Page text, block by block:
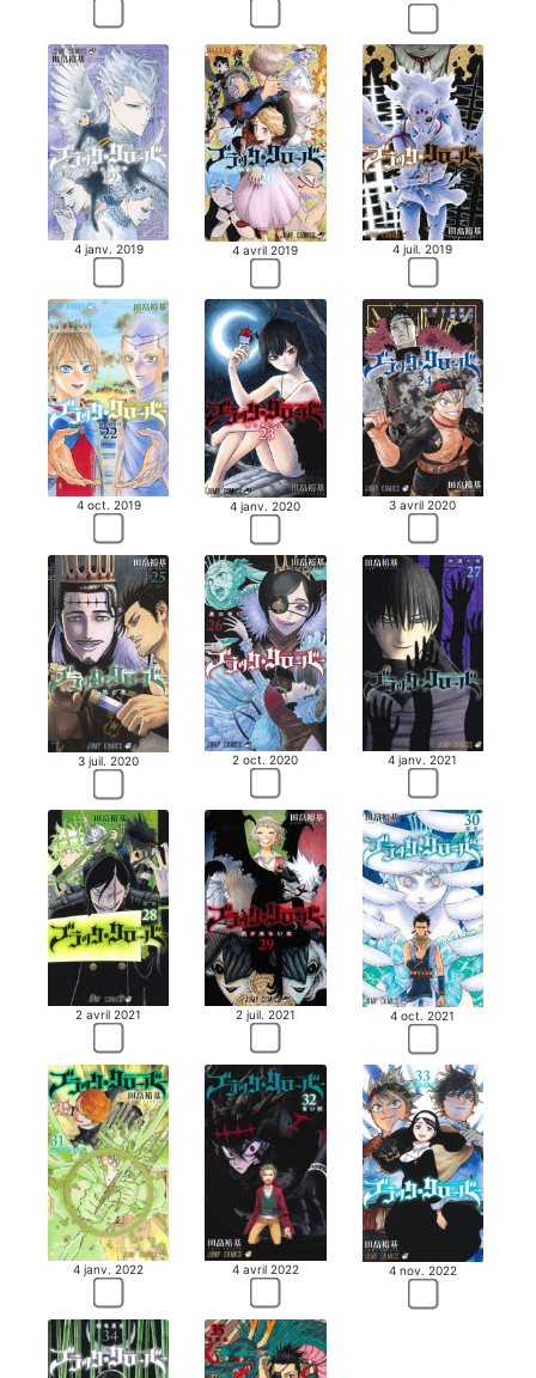
4 janv. 2019 4 avril 2019 4 juil. 2019
4 oct. 2019 4 janv. 2020 3 avril 2020
3 juil. 2020 2 oct. 2020 4 janv. 2021
2 avril 2021 2 juil. 2021 4 oct. 2021
4 janv. 2022 4 avril 2022 4 nov. 2022